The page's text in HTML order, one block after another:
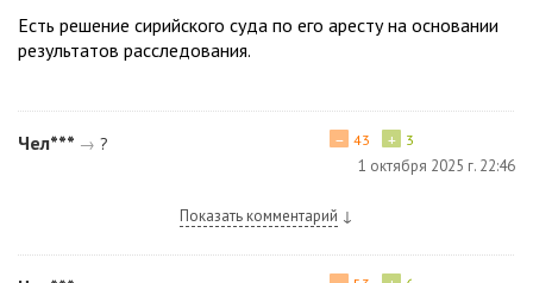
Есть решение сирийского суда по его аресту на основании
результатов расследования.
Чел*** → ? + 3
− 43
1 октября 2025 г. 22:46
Показать комментарий ↓